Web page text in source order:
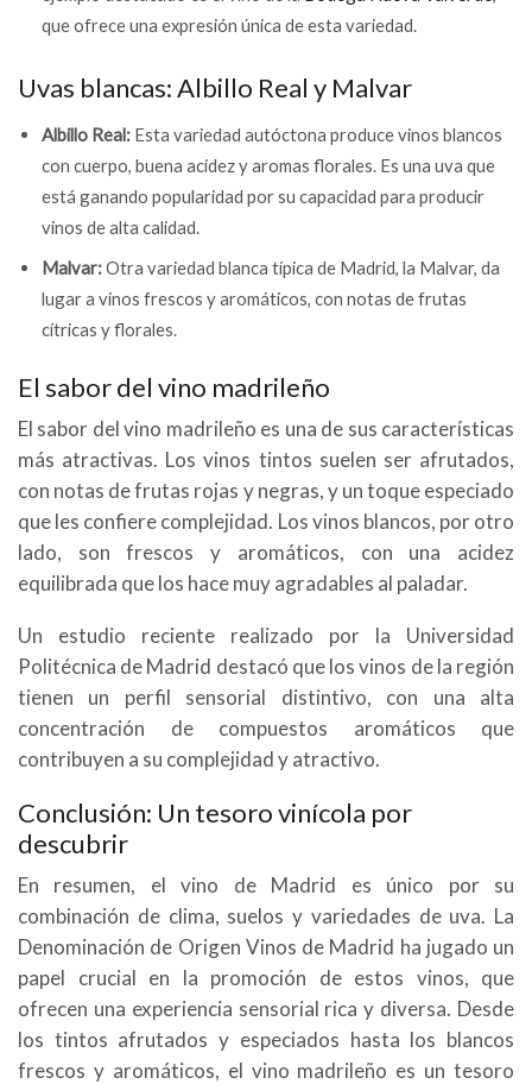
que ofrece una expresión única de esta variedad.
Uvas blancas: Albillo Real y Malvar
Albillo Real: Esta variedad autóctona produce vinos blancos
con cuerpo, buena acidez y aromas florales. Es una uva que
está ganando popularidad por su capacidad para producir
vinos de alta calidad.
Malvar:Otra variedad blanca típica de Madrid, la Malvar, da
lugar a vinos frescos y aromáticos, con notas de frutas
cítricas y florales.
El sabor del vino madrileño
El sabor del vino madrileño es una de sus características
más atractivas. Los vinos tintos suelen ser afrutados,
con notas de frutas rojas y negras, y un toque especiado
que les confiere complejidad. Los vinos blancos, por otro
lado, son frescos y aromáticos, con una acidez
equilibrada que los hace muy agradables al paladar.
Un estudio reciente realizado por la Universidad
Politécnica de Madrid destacó que los vinos de la región
tienen un perfil sensorial distintivo, con una alta
concentración de compuestos aromáticos que
contribuyen a su complejidad y atractivo.
Conclusión: Un tesoro vinícola por
descubrir
En resumen, el vino de Madrid es único por su
combinación de clima, suelos y variedades de uva. La
Denominación de Origen Vinos de Madrid ha jugado un
papel crucial en la promoción de estos vinos, que
ofrecen una experiencia sensorial rica y diversa. Desde
los tintos afrutados y especiados hasta los blancos
frescos y aromáticos, el vino madrileño es un tesoro